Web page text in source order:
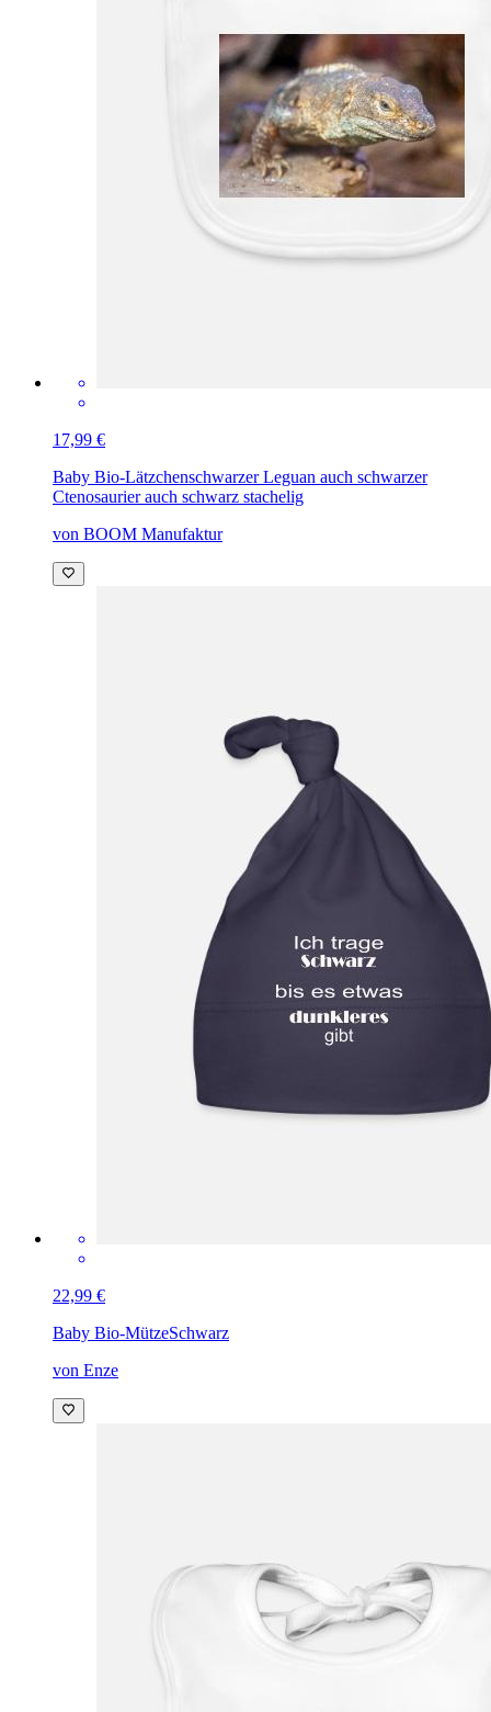
17,99 €
Baby Bio-Lätzchenschwarzer Leguan auch schwarzer
Ctenosaurier auch schwarz stachelig
von BOOM Manufaktur
22,99 €
Baby Bio-MützeSchwarz
von Enze